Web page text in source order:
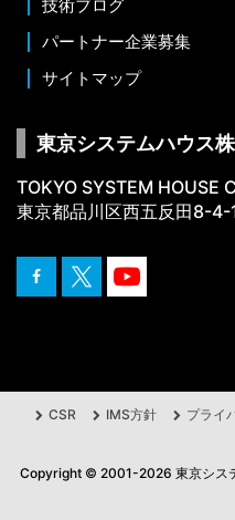
技術ブログ
パートナー企業募集
サイトマップ
東京システムハウス
TOKYO SYSTEM HOUSE
東京都品川区西五反田8-
Copyright © 2001-2026 東京シス
CSR IMS方針 プライ